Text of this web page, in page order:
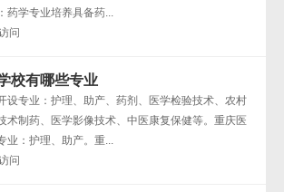
药学专业培养具备药...
问
校有哪些专业
设专业：护理、助产、药剂、医学检验技术、农村
术制药、医学影像技术、中医康复保健等。重庆医
业：护理、助产。重...
问